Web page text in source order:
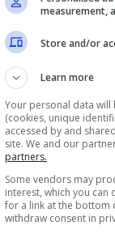
mano giusta
nella vita del
padrone con
vedrà.
measurement,
Store and/or
Learn more
Your personal data
(cookies, unique
accessed by and
site. We and our
partners.
Some vendors may
interest, which you
for a link at the bottom
withdraw consent in